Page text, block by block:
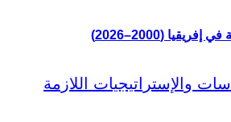
(2000–2026)